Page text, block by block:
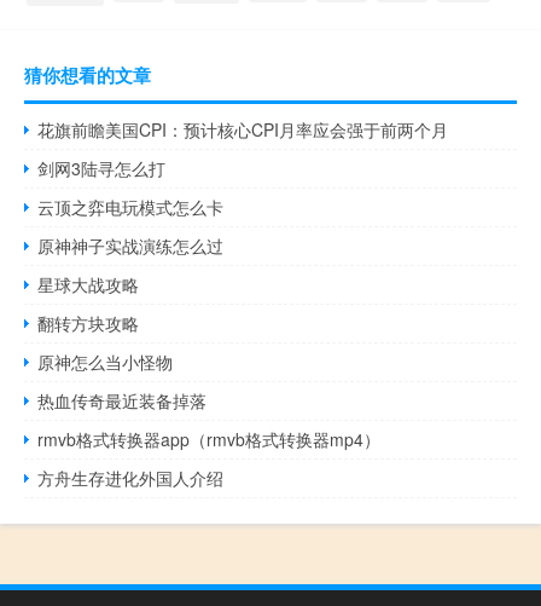
猜你想看的文章
花旗前瞻美国CPI：预计核心CPI月率应会强于前两个月
剑网3陆寻怎么打
云顶之弈电玩模式怎么卡
原神神子实战演练怎么过
星球大战攻略
翻转方块攻略
原神怎么当小怪物
热血传奇最近装备掉落
rmvb格式转换器app（rmvb格式转换器mp4）
方舟生存进化外国人介绍